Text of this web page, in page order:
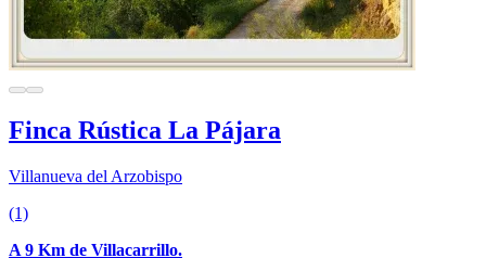
Finca Rústica La Pájara
Villanueva del Arzobispo
(1)
A 9 Km de Villacarrillo.